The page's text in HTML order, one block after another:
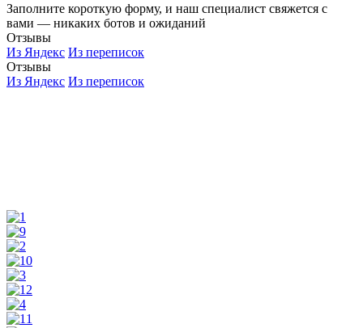
Заполните короткую форму, и наш специалист свяжется с
вами — никаких ботов и ожиданий
Отзывы
Из Яндекс Из переписок
Отзывы
Из Яндекс Из переписок